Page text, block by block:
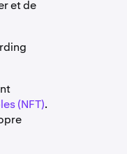
et de
(NFT).